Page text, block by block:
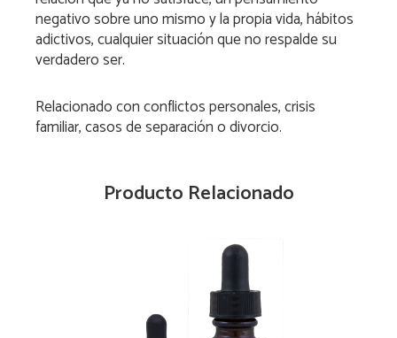
negativo sobre uno mismo y la propia vida, hábitos
adictivos, cualquier situación que no respalde su
verdadero ser.
Relacionado conconflictos personales, crisis
familiar, casos de separación o divorcio.
Producto Relacionado